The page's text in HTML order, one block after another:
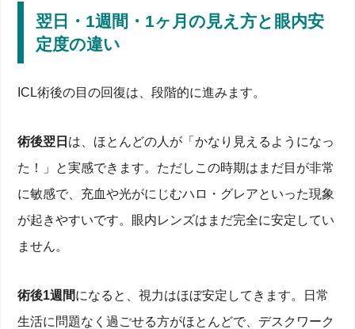
翌日・1週間・1ヶ月の見え方と眼内安
定度の違い
ICL術後の目の回復は、段階的に進みます。
術後翌日 は、ほとんどの人が「かなり見えるようになっ
た！」と実感できます。ただしこの時期はまだ目が非常
に敏感で、充血や光がにじむハロ・グレアといった現象
が起きやすいです。眼内レンズはまだ完全に安定してい
ません。
術後1週間になると、視力はほぼ安定してきます。日常
生活に問題なく過ごせる方がほとんどで、デスクワーク